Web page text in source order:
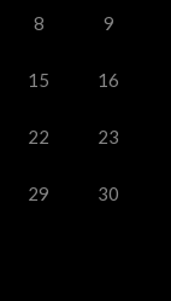
8 9
15 16
22 23
29 30